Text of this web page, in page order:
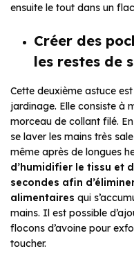
ensuite le tout dans un
Créer des
les restes de
Cette deuxième astuce
jardinage. Elle consiste à
morceau de collant filé.
se laver les mains très
même après de longues
d’humidifier le tissu et
secondes afin
alimentaires qui
mains. Il est possible
flocons d’avoine pour
toucher.